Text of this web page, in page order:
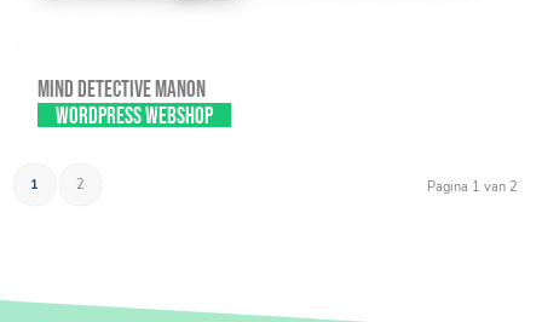
Mind Detective Manon
WordPress webshop
Pagina 1 van 2
1 2